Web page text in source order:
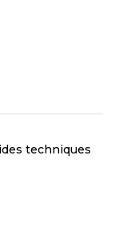
techniques